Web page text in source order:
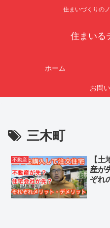
住まいづくりの
住まいる
ホーム
お問
三木町
不動産
【
産が
ぞれ